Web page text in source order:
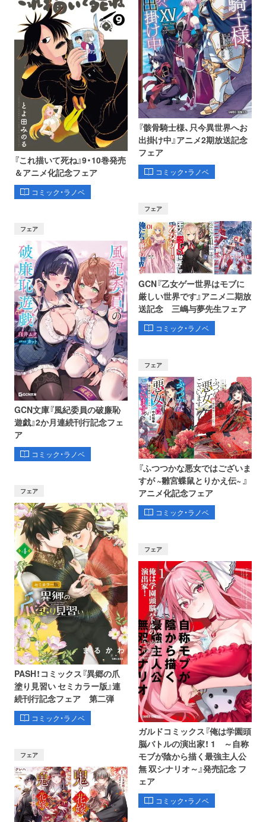
『これ描いて死ね』9・10巻発売
＆アニメ化記念フェア
コミック・ラノベ
『骸骨騎士様、只今異世界へお
出掛け中』アニメ2期放送記念
フェア
コミック・ラノベ
フェア
GCN文庫『風紀委員の破廉恥
遊戯』2か月連続刊行記念フェ
ア
コミック・ラノベ
フェア
GCN『乙女ゲー世界はモブに
厳しい世界です』アニメ二期放
送記念 三嶋与夢先生フェア
コミック・ラノベ
フェア
PASH！コミックス『異郷の爪
塗り見習い セミカラー版』連
続刊行記念フェア 第二弾
コミック・ラノベ
フェア
『ふつつかな悪女ではございま
すが ~雛宮蝶鼠とりかえ伝~ 』
アニメ化記念フェア
コミック・ラノベ
フェア
フェア
ガルドコミックス『俺は学園頭
脳バトルの演出家！ 1 ～自称
モブが陰から描く最強主人公
無 双シナリオ～』発売記念 フ
ェア
コミック・ラノベ